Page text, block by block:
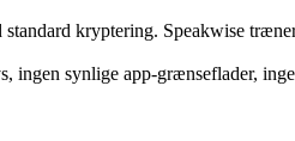
kryptering. Speakwise
ingen synlige app-grænseflader,